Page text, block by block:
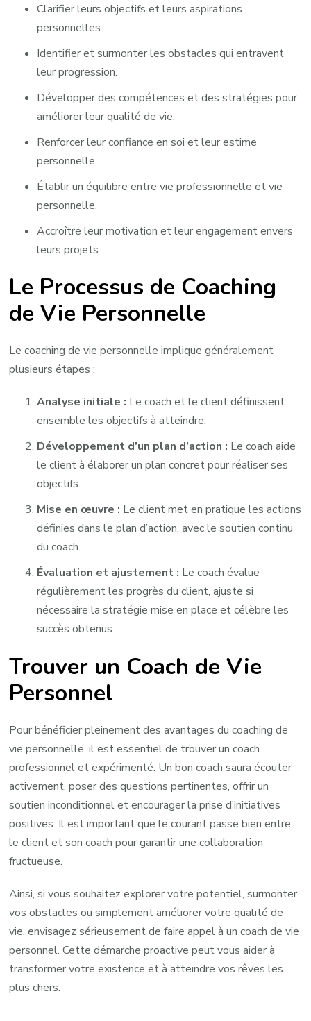
Clarifier leurs objectifs et leurs aspirations
personnelles.
Identifier et surmonter les obstacles qui entravent
leur progression.
Développer des compétences et des stratégies pour
améliorer leur qualité de vie.
Renforcer leur confiance en soi et leur estime
personnelle.
Établir un équilibre entre vie professionnelle et vie
personnelle.
Accroître leur motivation et leur engagement envers
leurs projets.
Le Processus de Coaching
de Vie Personnelle
Le coaching de vie personnelle implique généralement
plusieurs étapes :
Analyse initiale : Le coach et le client définissent
ensemble les objectifs à atteindre.
Développement d’un plan d’action : Le coach aide
le client à élaborer un plan concret pour réaliser ses
objectifs.
Mise en œuvre : Le client met en pratique les actions
définies dans le plan d’action, avec le soutien continu
du coach.
Évaluation et ajustement : Le coach évalue
régulièrement les progrès du client, ajuste si
nécessaire la stratégie mise en place et célèbre les
succès obtenus.
Trouver un Coach de Vie
Personnel
Pour bénéficier pleinement des avantages du coaching de
vie personnelle, il est essentiel de trouver un coach
professionnel et expérimenté. Un bon coach saura écouter
activement, poser des questions pertinentes, offrir un
soutien inconditionnel et encourager la prise d’initiatives
positives. Il est important que le courant passe bien entre
le client et son coach pour garantir une collaboration
fructueuse.
Ainsi, si vous souhaitez explorer votre potentiel, surmonter
vos obstacles ou simplement améliorer votre qualité de
vie, envisagez sérieusement de faire appel à un coach de vie
personnel. Cette démarche proactive peut vous aider à
transformer votre existence et à atteindre vos rêves les
plus chers.